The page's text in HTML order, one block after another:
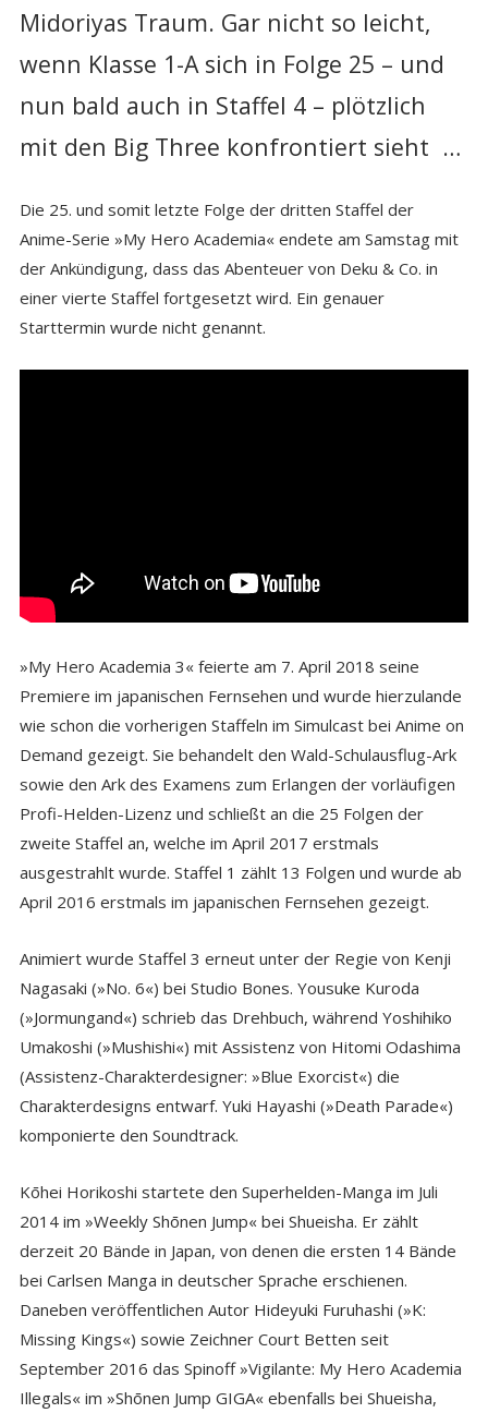
Midoriyas Traum. Gar nicht so leicht,
wenn Klasse 1-A sich in Folge 25 – und
nun bald auch in Staffel 4 – plötzlich
mit den Big Three konfrontiert sieht …
Die 25. und somit letzte Folge der dritten Staffel der
Anime-Serie »My Hero Academia« endete am Samstag mit
der Ankündigung, dass das Abenteuer von Deku & Co. in
einer vierte Staffel fortgesetzt wird. Ein genauer
Starttermin wurde nicht genannt.
»My Hero Academia 3« feierte am 7. April 2018 seine
Premiere im japanischen Fernsehen und wurde hierzulande
wie schon die vorherigen Staffeln im Simulcast bei Anime on
Demand gezeigt. Sie behandelt den Wald-Schulausflug-Ark
sowie den Ark des Examens zum Erlangen der vorläufigen
Profi-Helden-Lizenz und schließt an die 25 Folgen der
zweite Staffel an, welche im April 2017 erstmals
ausgestrahlt wurde. Staffel 1 zählt 13 Folgen und wurde ab
April 2016 erstmals im japanischen Fernsehen gezeigt.
Animiert wurde Staffel 3 erneut unter der Regie von Kenji
Nagasaki (»No. 6«) bei Studio Bones. Yousuke Kuroda
(»Jormungand«) schrieb das Drehbuch, während Yoshihiko
Umakoshi (»Mushishi«) mit Assistenz von Hitomi Odashima
(Assistenz-Charakterdesigner: »Blue Exorcist«) die
Charakterdesigns entwarf. Yuki Hayashi (»Death Parade«)
komponierte den Soundtrack.
Kōhei Horikoshi startete den Superhelden-Manga im Juli
2014 im »Weekly Shōnen Jump« bei Shueisha. Er zählt
derzeit 20 Bände in Japan, von denen die ersten 14 Bände
bei Carlsen Manga in deutscher Sprache erschienen.
Daneben veröffentlichen Autor Hideyuki Furuhashi (»K:
Missing Kings«) sowie Zeichner Court Betten seit
September 2016 das Spinoff »Vigilante: My Hero Academia
Illegals« im »Shōnen Jump GIGA« ebenfalls bei Shueisha,